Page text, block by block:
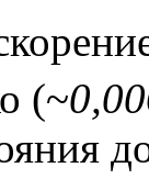
(~